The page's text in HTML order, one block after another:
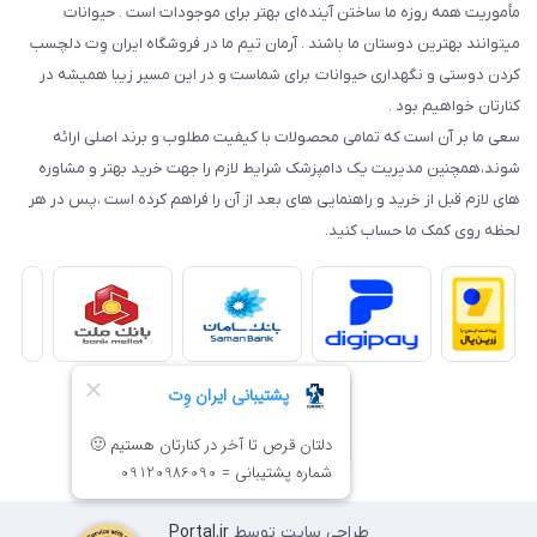
مأموریت همه روزه ما ساختن آینده‌ای بهتر برای موجودات است . حیوانات
میتوانند بهترین دوستان ما باشند . آرمان تیم ما در فروشگاه ایران وِت دلچسب
کردن دوستی و نگهداری حیوانات برای شماست و در این مسیر زیبا همیشه در
کنارتان خواهیم بود .
سعی ما بر آن است که تمامی محصولات با کیفیت مطلوب و برند اصلی ارائه
شوند،همچنین مدیریت یک دامپزشک شرایط لازم را جهت خرید بهتر و مشاوره
های لازم قبل از خرید و راهنمایی های بعد از آن را فراهم کرده است ،پس در هر
لحظه روی کمک ما حساب کنید.